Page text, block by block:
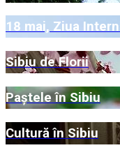
18 mai, Ziua
Sibiu de Florii
Paștele în Sibiu
Cultură în Sibiu